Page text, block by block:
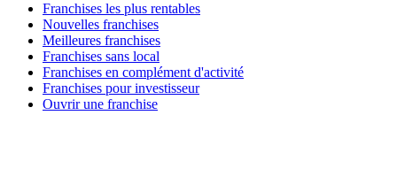
Franchises les plus rentables
Nouvelles franchises
Meilleures franchises
Franchises sans local
Franchises en complément d'activité
Franchises pour investisseur
Ouvrir une franchise